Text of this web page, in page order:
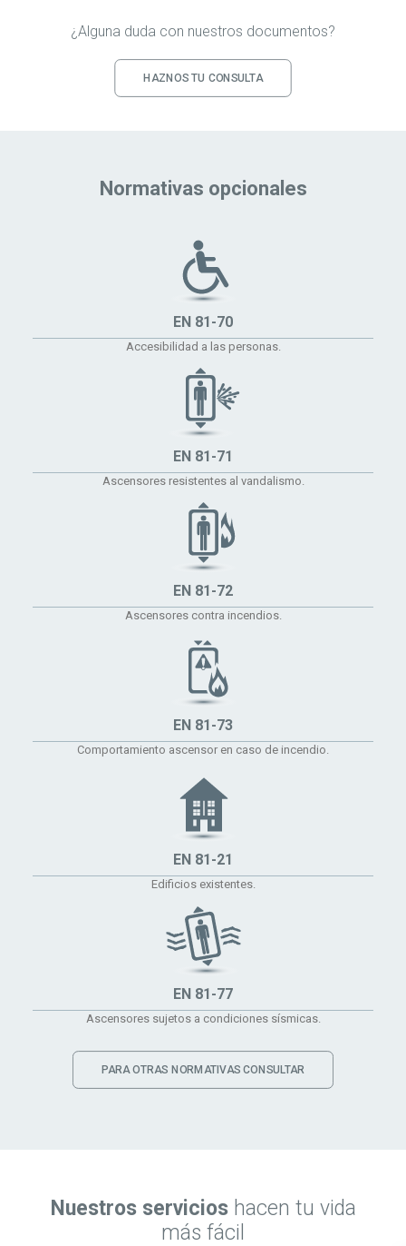
¿Alguna duda con nuestros documentos?
HAZNOS TU CONSULTA
Normativas opcionales
EN 81-70
Accesibilidad a las personas.
EN 81-71
Ascensores resistentes al vandalismo.
EN 81-72
Ascensores contra incendios.
EN 81-73
Comportamiento ascensor en caso de incendio.
EN 81-21
Edificios existentes.
EN 81-77
Ascensores sujetos a condiciones sísmicas.
PARA OTRAS NORMATIVAS CONSULTAR
Nuestros servicios hacen tu vida
más fácil